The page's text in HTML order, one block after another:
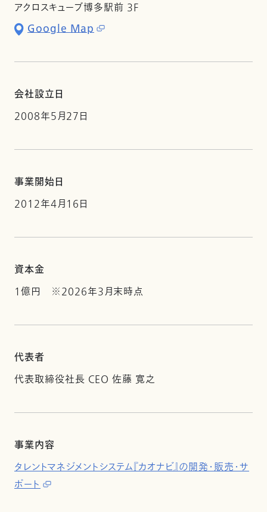
アクロスキューブ博多駅前 3F
Google Map
会社設立日
2008年5月27日
事業開始日
2012年4月16日
資本金
1億円 ※2026年3月末時点
代表者
代表取締役社長 CEO 佐藤 寛之
事業内容
タレントマネジメントシステム『カオナビ』の開発・販売・サ
ポート